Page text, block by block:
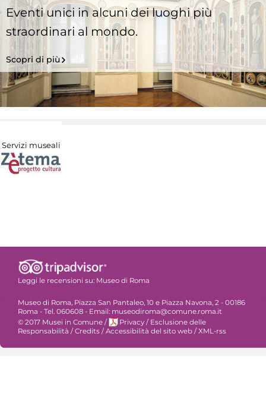
Eventi unici in alcuni dei luoghi più
straordinari al mondo.
Scopri di più
Servizi museali
Leggi le recensioni su: Museo di Roma
Museo di Roma, Piazza San Pantaleo, 10 e Piazza Navona, 2 - 00186
Roma - Tel. 060608 - Email: museodiroma@comune.roma.it
© 2017 Musei in Comune / Privacy / Esclusione delle
Responsabilità / Credits / Accessibilità del sito web / XML-rss